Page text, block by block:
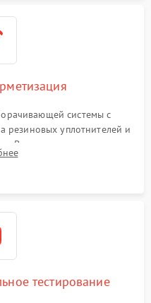
системы с
резиновых уплотнителей и
Вакуумирование корпуса
азотом или аргоном для
тестирование